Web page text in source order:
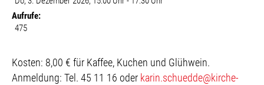
Aufrufe:
475
Kosten: 8,00 € für Kaffee, Kuchen und Glühwein.
Anmeldung: Tel. 45 11 16 oder karin.schuedde@kirche-